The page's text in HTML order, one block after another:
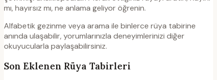
mı, hayırsız mı, ne anlama geliyor öğrenin.
Alfabetik gezinme veya arama ile binlerce rüya tabirine
anında ulaşabilir, yorumlarınızla deneyimlerinizi diğer
okuyucularla paylaşabilirsiniz.
Son Eklenen Rüya Tabirleri